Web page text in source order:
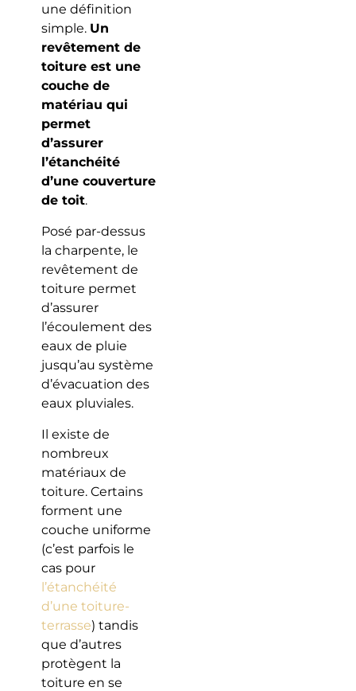
une définition
simple. Un
revêtement de
toiture est une
couche de
matériau qui
permet
d’assurer
l’étanchéité
d’une couverture
de toit.
Posé par-dessus
la charpente, le
revêtement de
toiture permet
d’assurer
l’écoulement des
eaux de pluie
jusqu’au système
d’évacuation des
eaux pluviales.
Il existe de
nombreux
matériaux de
toiture. Certains
forment une
couche uniforme
(c’est parfois le
cas pour
l’étanchéité
d’une toiture-
terrasse) tandis
que d’autres
protègent la
toiture en se